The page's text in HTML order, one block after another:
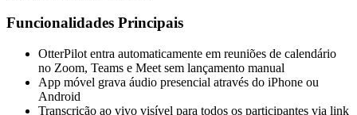
Funcionalidades Principais
OtterPilot entra automaticamente em reuniões de calendário
no Zoom, Teams e Meet sem lançamento manual
App móvel grava áudio presencial através do iPhone ou
Android
Transcrição ao vivo visível para todos os participantes via link